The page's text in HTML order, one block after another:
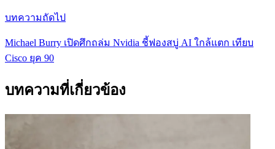
บทความถัดไป
Michael Burry เปิดศึกถล่ม Nvidia ชี้ฟองสบู่ AI ใกล้แตก เทียบ
Cisco ยุค 90
บทความที่เกี่ยวข้อง